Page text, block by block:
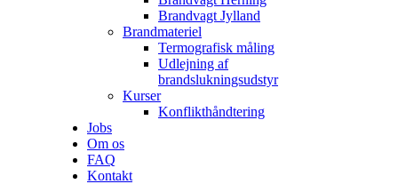
Brandvagt Jylland
Brandmateriel
Termografisk måling
Udlejning af
brandslukningsudstyr
Kurser
Konflikthåndtering
Jobs
Om os
FAQ
Kontakt